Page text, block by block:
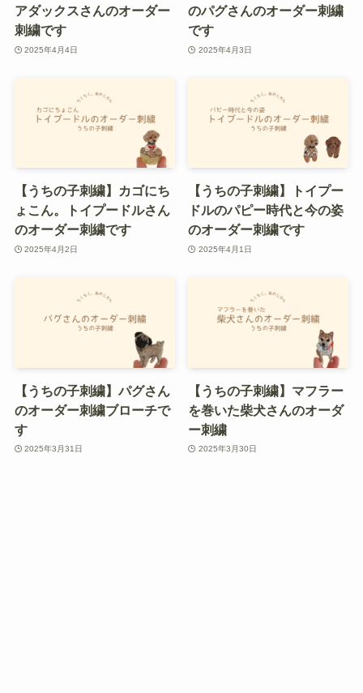
アダックスさんのオーダー
刺繍です
2025年4月4日
のパグさんのオーダー刺繍
です
2025年4月3日
【うちの子刺繍】カゴにち
ょこん。トイプードルさん
のオーダー刺繍です
2025年4月2日
【うちの子刺繍】トイプー
ドルのパピー時代と今の姿
のオーダー刺繍です
2025年4月1日
【うちの子刺繍】パグさん
のオーダー刺繍ブローチで
す
2025年3月31日
【うちの子刺繍】マフラー
を巻いた柴犬さんのオーダ
ー刺繍
2025年3月30日